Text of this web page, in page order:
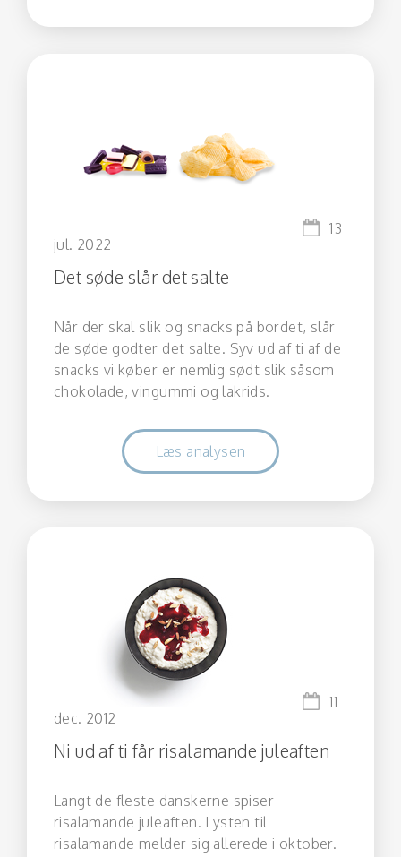
13
jul. 2022
Det søde slår det salte
Når der skal slik og snacks på bordet, slår
de søde godter det salte. Syv ud af ti af de
snacks vi køber er nemlig sødt slik såsom
chokolade, vingummi og lakrids.
Læs analysen
11
dec. 2012
Ni ud af ti får risalamande juleaften
Langt de fleste danskerne spiser
risalamande juleaften. Lysten til
risalamande melder sig allerede i oktober.